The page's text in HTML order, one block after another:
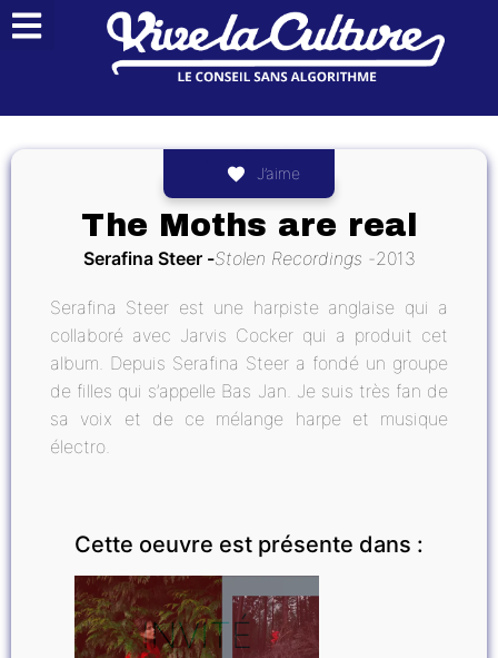
J’aime
The Moths are real
Serafina Steer Stolen Recordings 2013
Serafina Steer est une harpiste anglaise qui a
collaboré avec Jarvis Cocker qui a produit cet
album. Depuis Serafina Steer a fondé un groupe
de filles qui s’appelle Bas Jan. Je suis très fan de
sa voix et de ce mélange harpe et musique
électro.
Cette oeuvre est présente dans :
INVITÉ